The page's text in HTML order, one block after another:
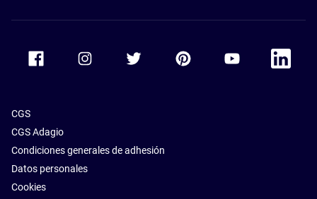
Accor Facebook Accor TwitterAccor PinterestAccor Youtube
Accor
CGS
CGS Adagio
Condiciones generales de adhesión
Datos personales
Cookies